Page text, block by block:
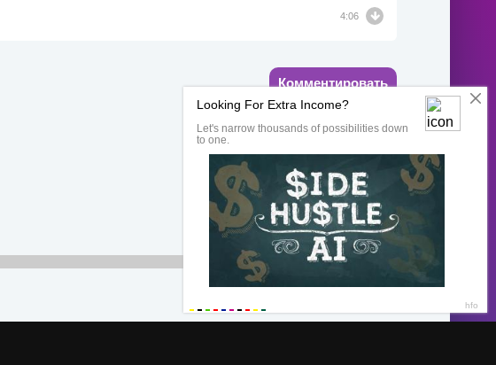
4:06
Комментировать